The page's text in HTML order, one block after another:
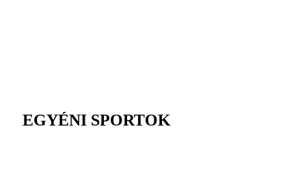
EGYÉNI SPORTOK